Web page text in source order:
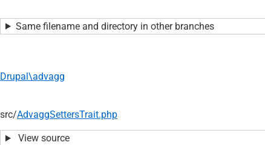
Same filename and directory in other branches
Drupal\advagg
src/AdvaggSettersTrait.php
View source